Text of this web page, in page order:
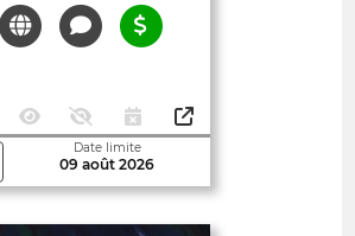
Date limite
09 août 2026